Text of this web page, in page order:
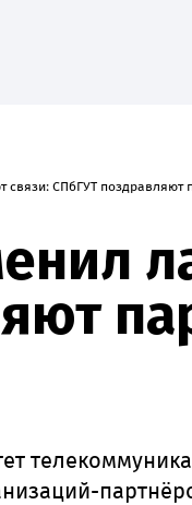
СПбГУТ поздравляют